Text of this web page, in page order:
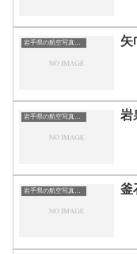
岩手県の航空写真・空中写真 矢
岩手県の航空写真・空中写真 岩
岩手県の航空写真・空中写真 釜